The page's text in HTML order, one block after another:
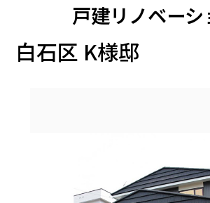
戸建リノベーシ
白石区 K様邸